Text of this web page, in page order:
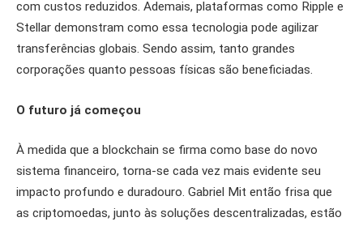
com custos reduzidos. Ademais, plataformas como Ripple e
Stellar demonstram como essa tecnologia pode agilizar
transferências globais. Sendo assim, tanto grandes
corporações quanto pessoas físicas são beneficiadas.
O futuro já começou
À medida que a blockchain se firma como base do novo
sistema financeiro, torna-se cada vez mais evidente seu
impacto profundo e duradouro. Gabriel Mit então frisa que
as criptomoedas, junto às soluções descentralizadas, estão